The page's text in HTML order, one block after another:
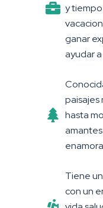
y
ganar
ayudar
paisajes
hasta
Tiene
con un